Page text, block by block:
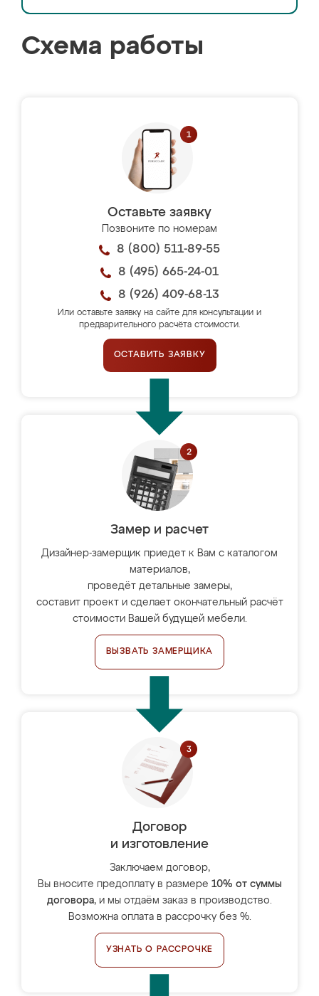
Схема работы
Оставьте заявку
Позвоните по номерам
8 (800) 511-89-55
8 (495) 665-24-01
8 (926) 409-68-13
Или оставьте заявку на сайте для консультации и
предварительного расчёта стоимости.
ОСТАВИТЬ ЗАЯВКУ
Замер и расчет
Дизайнер-замерщик приедет к Вам с каталогом
материалов,
проведёт детальные замеры,
составит проект и сделает окончательный расчёт
стоимости Вашей будущей мебели.
ВЫЗВАТЬ ЗАМЕРЩИКА
Договор
и изготовление
Заключаем договор,
Вы вносите предоплату в размере 10% от суммы
договора, и мы отдаём заказ в производство.
Возможна оплата в рассрочку без %.
УЗНАТЬ О РАССРОЧКЕ